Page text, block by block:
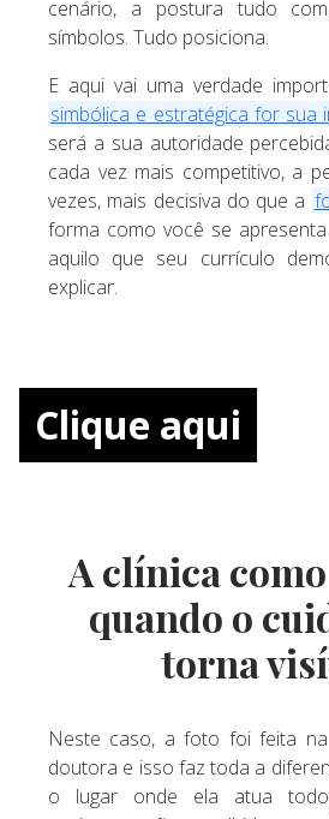
cenário, a postura tudo
símbolos. Tudo posiciona.
E aqui vai uma verdade
simbólica e estratégica for sua
será a sua autoridade
cada vez mais competitivo, a
vezes, mais decisiva do que a
forma como você se
aquilo que seu currículo
explicar.
Clique aqui
A clínica
quando o
torna
Neste caso, a foto foi feita
doutora e isso faz toda a
o lugar onde ela atua